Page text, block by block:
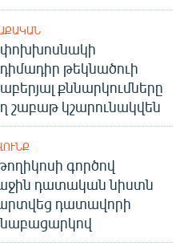
թեկնածուի
քննարկումները
շաբաթ կշարունակվեն
գործով
դատական նիստն
դատավորի